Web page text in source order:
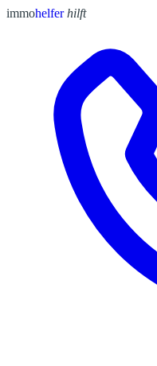
immohelfer hilft